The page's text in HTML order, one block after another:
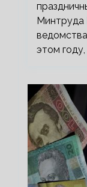
Минтруда
этом